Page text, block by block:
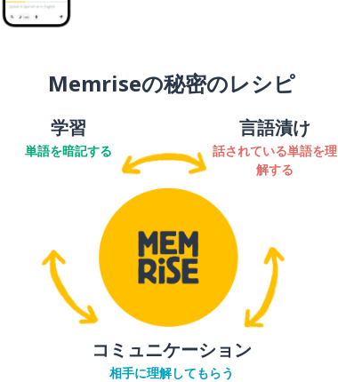
Memriseの秘密のレシピ
学習
単語を暗記する
言語漬け
話されている単語を理
解する
コミュニケーション
相手に理解してもらう